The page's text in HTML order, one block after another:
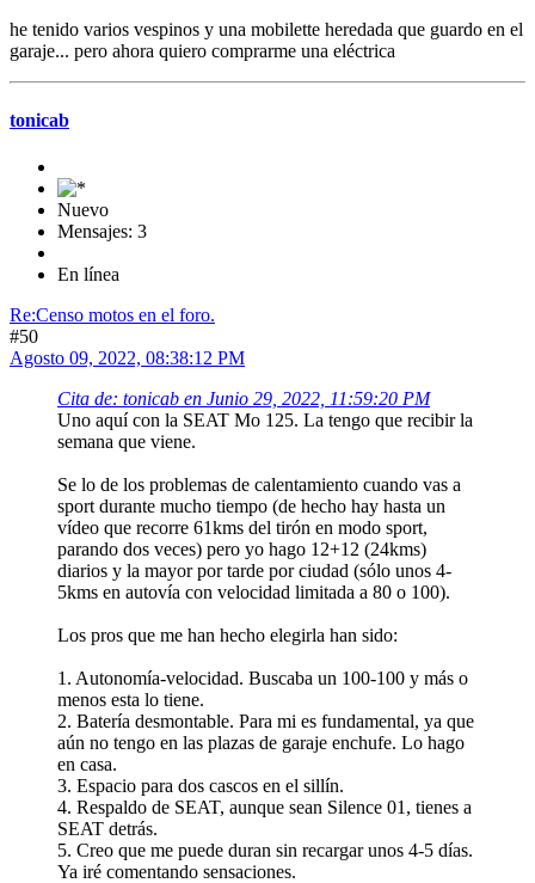
he tenido varios vespinos y una mobilette heredada que guardo en el
garaje... pero ahora quiero comprarme una eléctrica
tonicab
Nuevo
Mensajes: 3
En línea
Re:Censo motos en el foro.
#50
Agosto 09, 2022, 08:38:12 PM
Cita de: tonicab en Junio 29, 2022, 11:59:20 PM
Uno aquí con la SEAT Mo 125. La tengo que recibir la
semana que viene.
Se lo de los problemas de calentamiento cuando vas a
sport durante mucho tiempo (de hecho hay hasta un
vídeo que recorre 61kms del tirón en modo sport,
parando dos veces) pero yo hago 12+12 (24kms)
diarios y la mayor por tarde por ciudad (sólo unos 4-
5kms en autovía con velocidad limitada a 80 o 100).
Los pros que me han hecho elegirla han sido:
1. Autonomía-velocidad. Buscaba un 100-100 y más o
menos esta lo tiene.
2. Batería desmontable. Para mi es fundamental, ya que
aún no tengo en las plazas de garaje enchufe. Lo hago
en casa.
3. Espacio para dos cascos en el sillín.
4. Respaldo de SEAT, aunque sean Silence 01, tienes a
SEAT detrás.
5. Creo que me puede duran sin recargar unos 4-5 días.
Ya iré comentando sensaciones.